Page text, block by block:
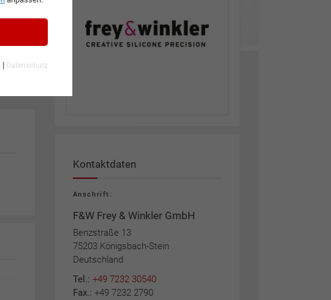
Kontaktdaten
Anschrift:
F&W Frey & Winkler GmbH
Benzstraße 13
75203 Königsbach-Stein
Deutschland
Tel.: +49 7232 30540
Fax.: +49 7232 2790
| Datenschutz